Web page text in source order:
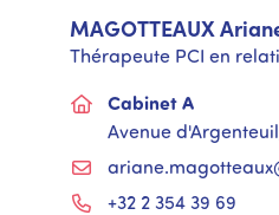
MAGOTTEAUX
Thérapeute PCI en
Cabinet A
Avenue
+32 2 354 39 69